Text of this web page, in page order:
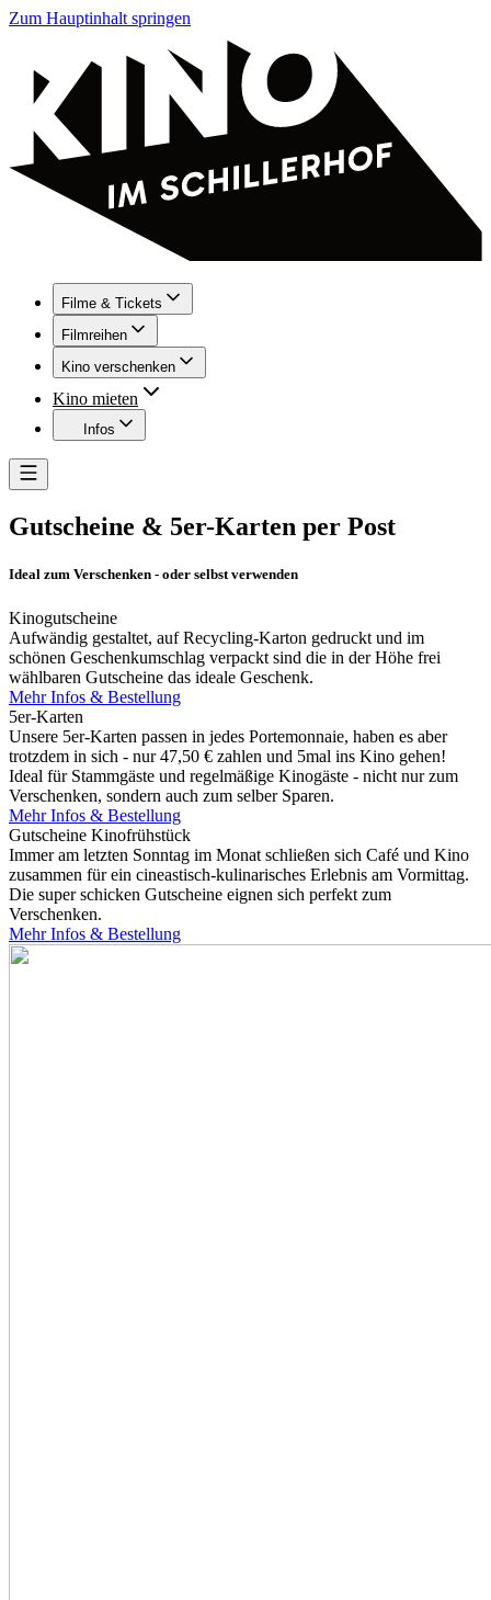
Zum Hauptinhalt springen
Filme & Tickets
Filmreihen
Kino verschenken
Kino mieten
Infos
Gutscheine & 5er-Karten per Post
Ideal zum Verschenken - oder selbst verwenden
Kinogutscheine
Aufwändig gestaltet, auf Recycling-Karton gedruckt und im
schönen Geschenkumschlag verpackt sind die in der Höhe frei
wählbaren Gutscheine das ideale Geschenk.
Mehr Infos & Bestellung
5er-Karten
Unsere 5er-Karten passen in jedes Portemonnaie, haben es aber
trotzdem in sich - nur 47,50 € zahlen und 5mal ins Kino gehen!
Ideal für Stammgäste und regelmäßige Kinogäste - nicht nur zum
Verschenken, sondern auch zum selber Sparen.
Mehr Infos & Bestellung
Gutscheine Kinofrühstück
Immer am letzten Sonntag im Monat schließen sich Café und Kino
zusammen für ein cineastisch-kulinarisches Erlebnis am Vormittag.
Die super schicken Gutscheine eignen sich perfekt zum
Verschenken.
Mehr Infos & Bestellung